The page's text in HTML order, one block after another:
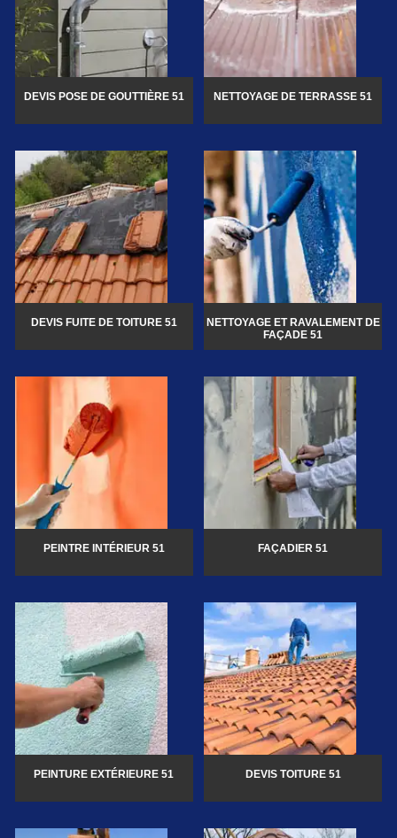
DEVIS POSE DE GOUTTIÈRE 51 NETTOYAGE DE TERRASSE 51
DEVIS FUITE DE TOITURE 51
NETTOYAGE ET RAVALEMENT DE
FAÇADE 51
PEINTRE INTÉRIEUR 51 FAÇADIER 51
PEINTURE EXTÉRIEURE 51 DEVIS TOITURE 51